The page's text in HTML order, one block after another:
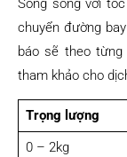
Song song với
chuyển đường
báo sẽ theo
tham khảo cho
Trọng lượng
0 – 2kg